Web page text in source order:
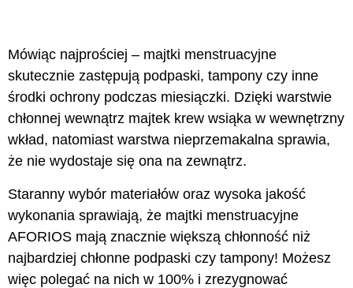
Mówiąc najprościej – majtki menstruacyjne
skutecznie zastępują podpaski, tampony czy inne
środki ochrony podczas miesiączki. Dzięki warstwie
chłonnej wewnątrz majtek krew wsiąka w wewnętrzny
wkład, natomiast warstwa nieprzemakalna sprawia,
że nie wydostaje się ona na zewnątrz.
Staranny wybór materiałów oraz wysoka jakość
wykonania sprawiają, że majtki menstruacyjne
AFORIOS mają znacznie większą chłonność niż
najbardziej chłonne podpaski czy tampony! Możesz
więc polegać na nich w 100% i zrezygnować